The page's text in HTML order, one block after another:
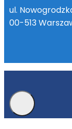
ul.
00-513